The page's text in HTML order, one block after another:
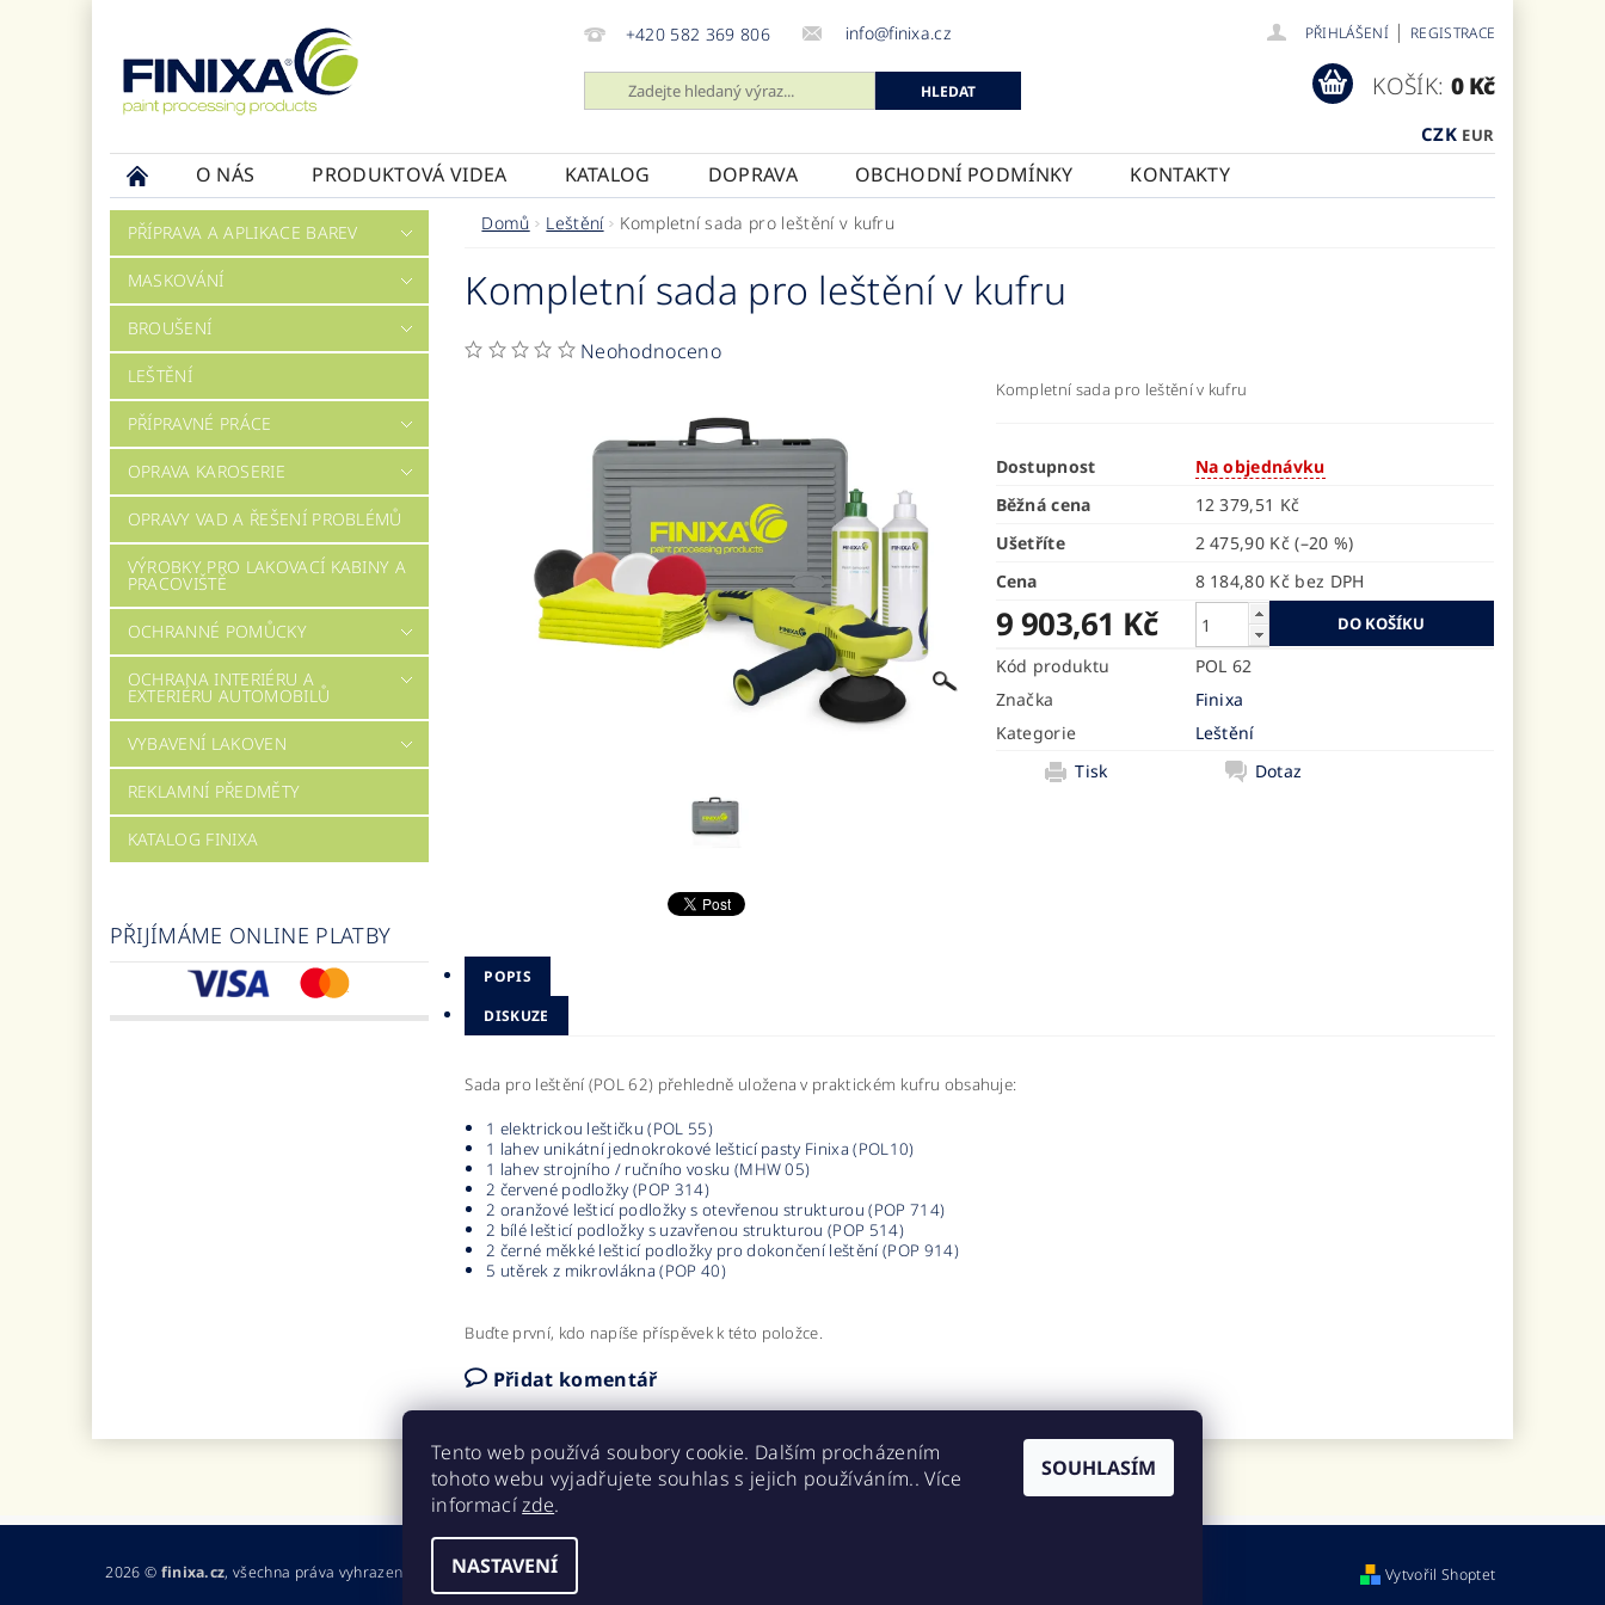
+420 582 369 806 info@finixa.cz PŘIHLÁŠENÍ | REGISTRACE
CZK EUR
KOŠÍK: 0 Kč
O NÁS PRODUKTOVÁ VIDEA KATALOG DOPRAVA OBCHODNÍ PODMÍNKY KONTAKTY
PŘÍPRAVA A APLIKACE BAREV
MASKOVÁNÍ
BROUŠENÍ
LEŠTĚNÍ
PŘÍPRAVNÉ PRÁCE
OPRAVA KAROSERIE
OPRAVY VAD A ŘEŠENÍ PROBLÉMŮ
VÝROBKY PRO LAKOVACÍ KABINY A
PRACOVIŠTĚ
OCHRANNÉ POMŮCKY
OCHRANA INTERIÉRU A
EXTERIÉRU AUTOMOBILŮ
VYBAVENÍ LAKOVEN
REKLAMNÍ PŘEDMĚTY
KATALOG FINIXA
PŘIJÍMÁME ONLINE PLATBY
Domů Leštění Kompletní sada pro leštění v kufru
Kompletní sada pro leštění v kufru
Neohodnoceno
Kompletní sada pro leštění v kufru
Dostupnost
Na objednávku
Běžná cena
12 379,51 Kč
Ušetříte
2 475,90 Kč(–20 %)
Cena
8 184,80 Kč bez DPH
9 903,61 Kč
Kód produktu
POL 62
Značka
Finixa
Kategorie
Leštění
Tisk
Dotaz
POPIS
DISKUZE
Sada pro leštění (POL 62) přehledně uložena v praktickém kufru obsahuje:
1 elektrickou leštičku (POL 55)
1 lahev unikátní jednokrokové lešticí pasty Finixa (POL10)
1 lahev strojního / ručního vosku (MHW 05)
2 červené podložky (POP 314)
2 oranžové lešticí podložky s otevřenou strukturou (POP 714)
2 bílé lešticí podložky s uzavřenou strukturou (POP 514)
2 černé měkké lešticí podložky pro dokončení leštění (POP 914)
5 utěrek z mikrovlákna (POP 40)
Buďte první, kdo napíše příspěvek k této položce.
Přidat komentář
2026 © finixa.cz, všechna práva vyhrazena Vytvořil Shoptet
Tento web používá soubory cookie. Dalším procházením
tohoto webu vyjadřujete souhlas s jejich používáním.. Více
informacízde.
NASTAVENÍ
SOUHLASÍM